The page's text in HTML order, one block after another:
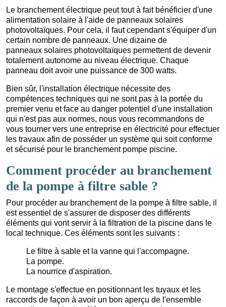
Le branchement électrique peut tout à fait bénéficier d'une
alimentation solaire à l'aide de panneaux solaires
photovoltaïques. Pour cela, il faut cependant s'équiper d'un
certain nombre de panneaux. Une dizaine de
panneaux solaires photovoltaïques permettent de devenir
totalement autonome au niveau électrique. Chaque
panneau doit avoir une puissance de 300 watts.
Bien sûr, l'installation électrique nécessite des
compétences techniques qui ne sont pas à la portée du
premier venu et face au danger potentiel d'une installation
qui n'est pas aux normes, nous vous recommandons de
vous tourner vers une entreprise en électricité pour effectuer
les travaux afin de posséder un système qui soit conforme
et sécurisé pour le branchement pompe piscine.
Comment procéder au branchement
de la pompe à filtre sable ?
Pour procéder au branchement de la pompe à filtre sable, il
est essentiel de s'assurer de disposer des différents
éléments qui vont servir à la filtration de la piscine dans le
local technique. Ces éléments sont les suivants :
Le filtre à sable et la vanne qui l'accompagne.
La pompe.
La nourrice d'aspiration.
Le montage s'effectue en positionnant les tuyaux et les
raccords de façon à avoir un bon aperçu de l'ensemble